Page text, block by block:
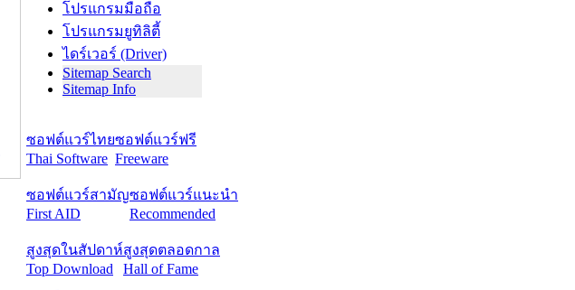
โปรแกรมมือถือ
โปรแกรมยูทิลิตี้
ไดร์เวอร์ (Driver)
Sitemap Search
Sitemap Info
ซอฟต์แวร์ไทย
Thai Software
ซอฟต์แวร์ฟรี
Freeware
ซอฟต์แวร์สามัญ
First AID
ซอฟต์แวร์แนะนำ
Recommended
สูงสุดในสัปดาห์
Top Download
สูงสุดตลอดกาล
Hall of Fame